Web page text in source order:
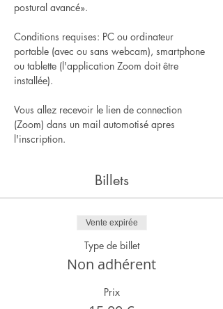
postural avancé».
Conditions requises: PC ou ordinateur
portable (avec ou sans webcam), smartphone
ou tablette (l'application Zoom doit être
installée).
Vous allez recevoir le lien de connection
(Zoom) dans un mail automotisé apres
l'inscription.
Billets
Vente expirée
Type de billet
Non adhérent
Prix